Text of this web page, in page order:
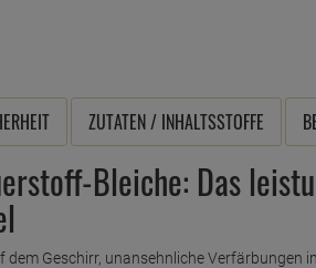
ZUTATEN / INHALTSSTOFFE
Bleiche: Das
Geschirr, unansehnliche Verfärbungen